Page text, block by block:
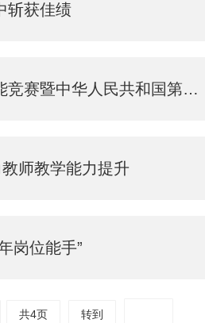
斩获佳绩
职业技能大赛兵团选拔赛中喜获佳绩
师教学能力提升
岗位能手”​
共4页 转到